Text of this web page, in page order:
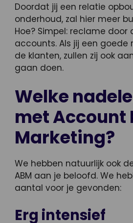
Doordat jij een relatie
onderhoud, zal hier meer
Hoe? Simpel: reclame door
accounts. Als jij een
de klanten, zullen zij ook
gaan doen.
Welke
met Account
Marketing?
We hebben natuurlijk ook
ABM aan je beloofd. We
aantal voor je gevonden:
Erg intensief